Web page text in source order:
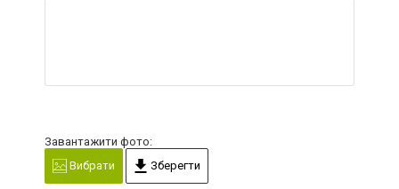
Завантажити фото:
Вибрати
Зберегти